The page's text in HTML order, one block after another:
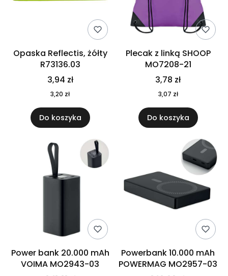
Opaska Reflectis, żółty
R73136.03
3,94 zł
3,20 zł
Do koszyka
Plecak z linką SHOOP
MO7208-21
3,78 zł
3,07 zł
Do koszyka
Power bank 20.000 mAh
VOIMA MO2943-03
Powerbank 10.000 mAh
POWERMAG MO2957-03